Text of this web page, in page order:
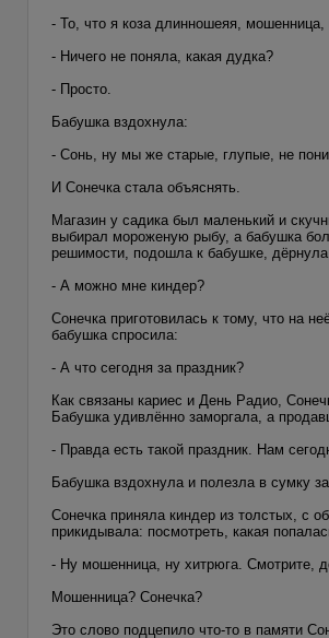
- То, что я коза длинношеяя, мошенница,
- Ничего не поняла, какая дудка?
- Просто.
Бабушка вздохнула:
- Сонь, ну мы же старые, глупые, не
И Сонечка стала объяснять.
Магазин у садика был маленький и
выбирал мороженую рыбу, а бабушка
решимости, подошла к бабушке,
- А можно мне киндер?
Сонечка приготовилась к тому, что на
бабушка спросила:
- А что сегодня за праздник?
Как связаны кариес и День Радио,
Бабушка удивлённо заморгала, а
- Правда есть такой праздник. Нам
Бабушка вздохнула и полезла в сумку
Сонечка приняла киндер из толстых, с
прикидывала: посмотреть, какая
- Ну мошенница, ну хитрюга. Смотрите,
Мошенница? Сонечка?
Это слово подцепило что-то в памяти